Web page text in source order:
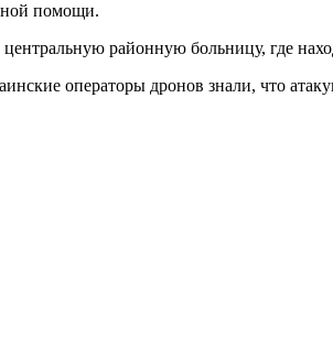
помощи.
районную больницу, где
операторы дронов знали, что